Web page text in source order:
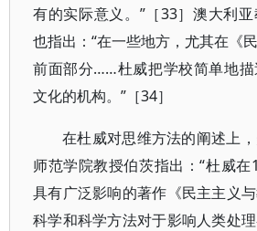
有的实际意义。”［33］澳大利
也指出：“在一些地方，尤其在《
前面部分……杜威把学校简单地
文化的机构。”［34］
在杜威对思维方法的阐述上
师范学院教授伯茨指出：“杜威
具有广泛影响的著作《民主主义
科学和科学方法对于影响人类处